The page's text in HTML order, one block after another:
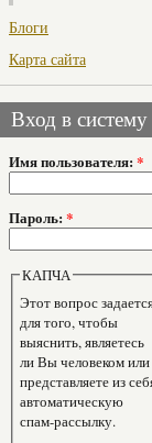
Блоги
Карта сайта
Вход в систему
Имя пользователя: *
Пароль: *
КАПЧА
Этот вопрос
для того, чтобы
выяснить, являетесь
ли Вы человеком или
представляете из
автоматическую
спам-рассылку.